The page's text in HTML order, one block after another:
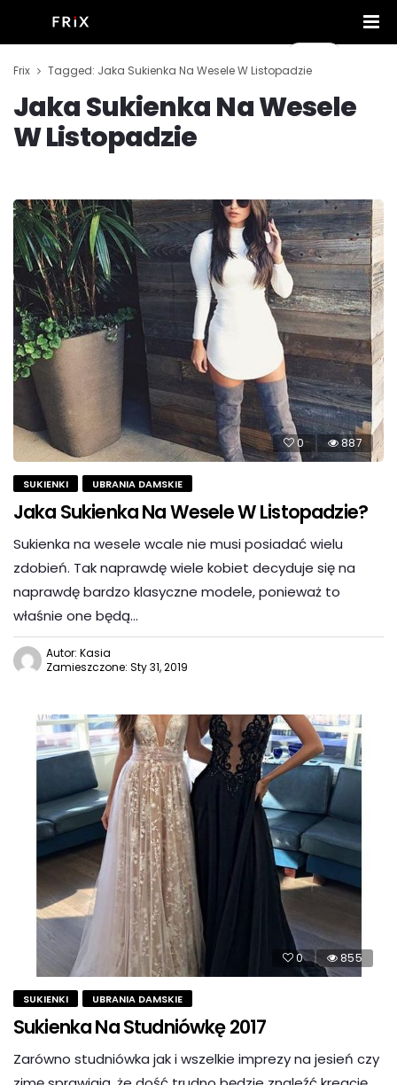
Frix Tagged: Jaka Sukienka Na Wesele W Listopadzie
Jaka Sukienka Na Wesele
W Listopadzie
0 887
SUKIENKI UBRANIA DAMSKIE
Jaka Sukienka Na Wesele W Listopadzie?
Sukienka na wesele wcale nie musi posiadać wielu
zdobień. Tak naprawdę wiele kobiet decyduje się na
naprawdę bardzo klasyczne modele, ponieważ to
właśnie one będą…
Autor: Kasia
Zamieszczone: Sty 31, 2019
0 855
SUKIENKI UBRANIA DAMSKIE
Sukienka Na Studniówkę 2017
Zarówno studniówka jak i wszelkie imprezy na jesień czy